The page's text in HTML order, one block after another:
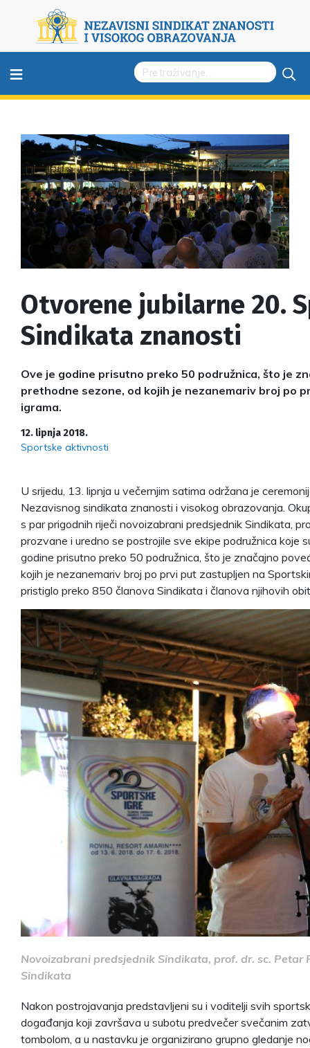
≡
Otvorene jubilarne 20.
Sindikata znanosti
Ove je godine prisutno preko 50 podružnica, što je
prethodne sezone, od kojih je nezanemariv broj po
igrama.
12. lipnja 2018.
Sportske aktivnosti
U srijedu, 13. lipnja u večernjim satima održana je
Nezavisnog sindikata znanosti i visokog obrazovanja.
s par prigodnih riječi novoizabrani predsjednik Sindikata,
prozvane i uredno se postrojile sve ekipe podružnica koje
godine prisutno preko 50 podružnica, što je značajno
kojih je nezanemariv broj po prvi put zastupljen na
pristiglo preko 850 članova Sindikata i članova njihovih
Novoizabrani predsjednik Sindikata, prof. dr. sc. Petar
Sindikata
Nakon postrojavanja predstavljeni su i voditelji svih
događanja koji završava u subotu predvečer svečanim
tombolom, a u nastavku je organizirano grupno gledanje